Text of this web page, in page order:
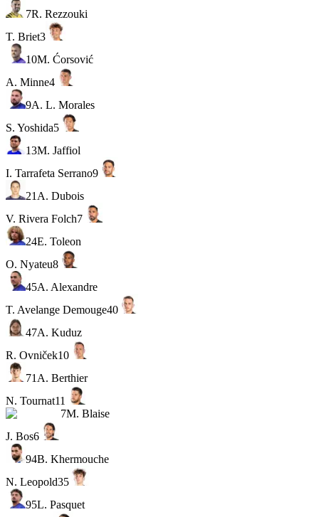
7R. Rezzouki
T. Briet3
10M. Ćorsović
A. Minne4
9A. L. Morales
S. Yoshida5
13M. Jaffiol
I. Tarrafeta Serrano9
21 A. Dubois
V. Rivera Folch7
24E. Toleon
O. Nyateu8
45A. Alexandre
T. Avelange Demouge40
47A. Kuduz
R. Ovniček10
71 A. Berthier
N. Tournat11
7M. Blaise
J. Bos6
94B. Khermouche
N. Leopold35
95L. Pasquet